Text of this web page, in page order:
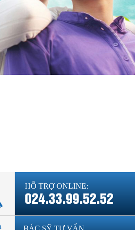
HỖ TRỢ ONLINE:
024.33.99.52.52
BÁC SỸ TƯ VẤN